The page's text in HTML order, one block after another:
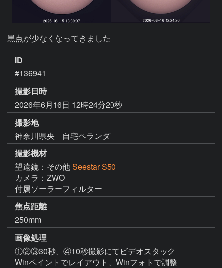
黒点が少なくなってきました
ID
#136941
撮影日時
2026年6月16日 12時24分20秒
撮影地
神奈川県央 自宅ベランダ
撮影機材
望遠鏡：その他Seestar S50
カメラ：ZWO
付属ソーラーフィルター
焦点距離
250mm
画像処理
①②③30秒、④10秒撮影にてビデオスタック
Winペイントでレイアウト、Winフォトで調整